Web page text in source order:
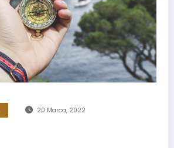
20 Marca, 2022